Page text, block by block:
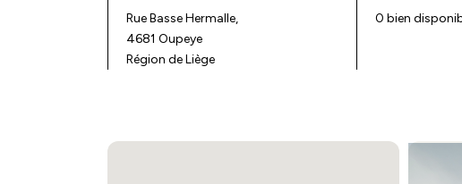
Rue Basse Hermalle,
4681 Oupeye
Région de Liège
0 bien